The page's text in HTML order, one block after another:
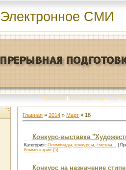
Электронное СМИ
Главная | Команда портала | О
Главная » 2014 » Март » 18
Конкурс-выставка
Категория: Олимпиады, конкурсы, смотры... |
Комментарии (5)
Конкурс на назначение